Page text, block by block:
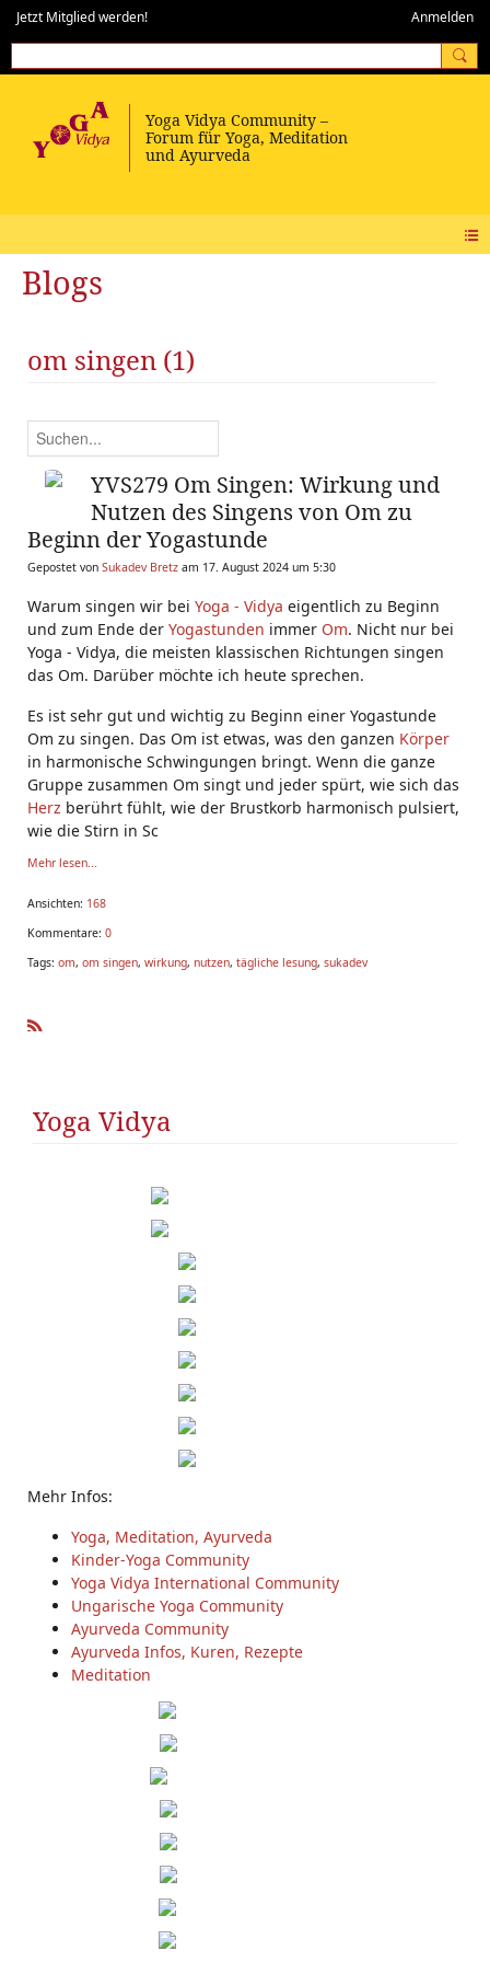
Jetzt Mitglied werden! Anmelden
Blogs
om singen (1)
YVS279 Om Singen: Wirkung und
Nutzen des Singens von Om zu
Beginn der Yogastunde
Gepostet von Sukadev Bretz am 17. August 2024 um 5:30
Warum singen wir bei Yoga - Vidya eigentlich zu Beginn
und zum Ende der Yogastunden immer Om. Nicht nur bei
Yoga - Vidya, die meisten klassischen Richtungen singen
das Om. Darüber möchte ich heute sprechen.
Es ist sehr gut und wichtig zu Beginn einer Yogastunde
Om zu singen. Das Om ist etwas, was den ganzen Körper
in harmonische Schwingungen bringt. Wenn die ganze
Gruppe zusammen Om singt und jeder spürt, wie sich das
Herz berührt fühlt, wie der Brustkorb harmonisch pulsiert,
wie die Stirn in Sc
Mehr lesen...
Ansichten: 168
Kommentare: 0
Tags: om, om singen, wirkung, nutzen, tägliche lesung, sukadev
Yoga Vidya
Mehr Infos:
Yoga, Meditation, Ayurveda
Kinder-Yoga Community
Yoga Vidya International Community
Ungarische Yoga Community
Ayurveda Community
Ayurveda Infos, Kuren, Rezepte
Meditation